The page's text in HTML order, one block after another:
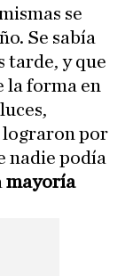
se
Se sabía
tarde, y que
la forma en
lograron por
nadie podía
mayoría